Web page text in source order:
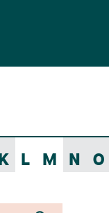
K L M N O